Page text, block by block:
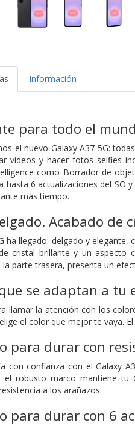
Información
para todo el
el nuevo Galaxy A37 5G:
vídeos y hacer fotos selfies
como Borrador de
hasta 6 actualizaciones del
más tiempo.
Acabado de
ha llegado: delgado y
cristal brillante y un aspecto
la parte trasera, presenta un
se adaptan a tu
llamar la atención con los
el color que mejor te vaya.
para durar con
con confianza con el Galaxy
el robusto marco mantiene tu
a los arañazos.
para durar con 6